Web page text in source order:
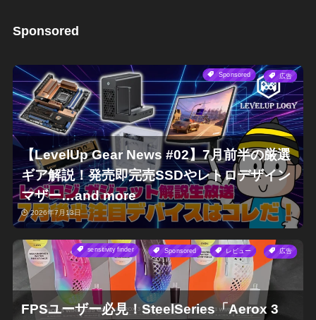
Sponsored
Sponsored 広告
【LevelUp Gear News #02】7月前半の厳選
ギア解説！発売即完売SSDやレトロデザイン
マザー…and more
2026年7月13日
sensitivity finder Sponsored レビュー 広告
FPSユーザー必見！SteelSeries「Aerox 3